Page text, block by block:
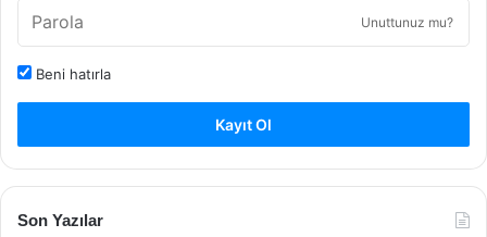
Unuttunuz mu?
Beni hatırla
Kayıt Ol
Son Yazılar